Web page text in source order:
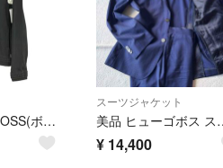
BOSS HUGO BOSS(ボスヒューゴボス) コットン フルジップジャケット
スーツジャケット
美品 ヒューゴボス
¥ 14,400